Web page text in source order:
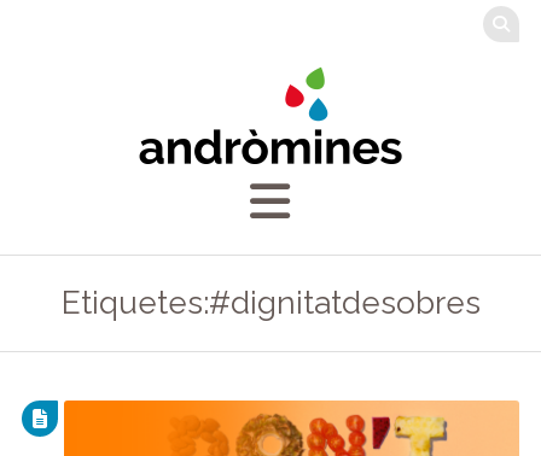
Etiquetes:#dignitatdesobres